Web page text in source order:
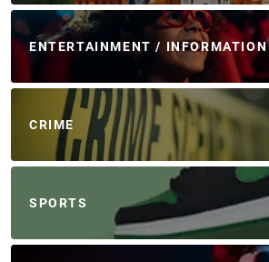
ENTERTAINMENT / INFORMATION
CRIME
SPORTS